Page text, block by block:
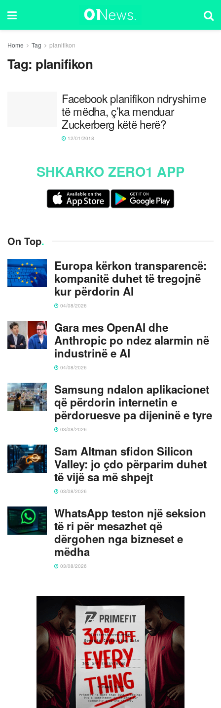
Home Tag planifikon
Tag: planifikon
Facebook planifikon ndryshime
të mëdha, ç’ka menduar
Zuckerberg këtë herë?
12/01/2018
SHKARKO ZERO1 APP
On Top.
Europa kërkon transparencë:
kompanitë duhet të tregojnë
kur përdorin AI
04/08/2026
Gara mes OpenAI dhe
Anthropic po ndez alarmin në
industrinë e AI
04/08/2026
Samsung ndalon aplikacionet
që përdorin internetin e
përdoruesve pa dijeninë e tyre
03/08/2026
Sam Altman sfidon Silicon
Valley: jo çdo përparim duhet
të vijë sa më shpejt
03/08/2026
WhatsApp teston një seksion
të ri për mesazhet që
dërgohen nga bizneset e
mëdha
03/08/2026